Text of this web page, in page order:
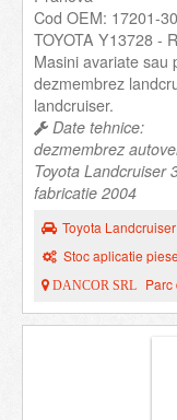
Cod OEM: 17201-
TOYOTA Y13728 -
Masini avariate sau
dezmembrez
landcruiser.
Date tehnice:
dezmembrez
Toyota Landcruiser
fabricatie 2004
Toyota
Stoc aplicatie
DANCOR SRL Parc